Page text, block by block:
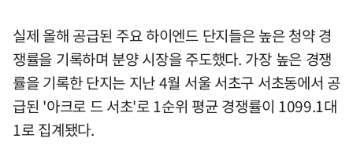
실제 올해 공급된 주요 하이엔드 단지들은 높은 청약 경
쟁률을 기록하며 분양 시장을 주도했다. 가장 높은 경쟁
률을 기록한 단지는 지난 4월 서울 서초구 서초동에서 공
급된 '아크로 드 서초'로 1순위 평균 경쟁률이 1099.1대
1로 집계됐다.